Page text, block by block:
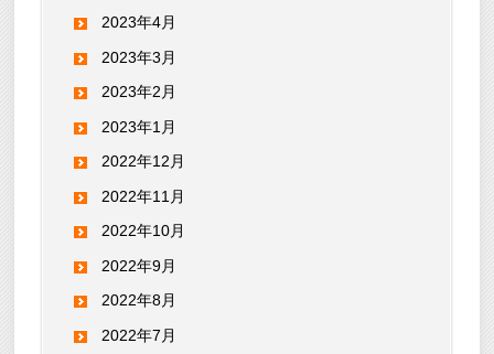
2023年4月
2023年3月
2023年2月
2023年1月
2022年12月
2022年11月
2022年10月
2022年9月
2022年8月
2022年7月